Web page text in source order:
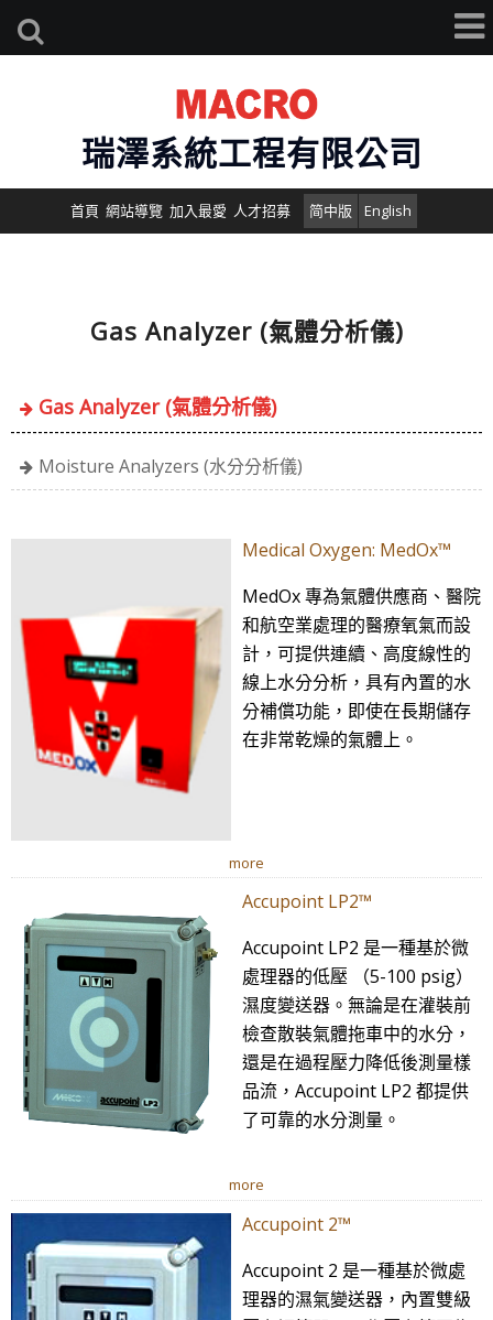
瑞澤系統工程有限公司
首頁 網站導覽 加入最愛 人才招募 简中版 English
Gas Analyzer (氣體分析儀)
Gas Analyzer (氣體分析儀)
Moisture Analyzers (水分分析儀)
Medical Oxygen: MedOx™
MedOx 專為氣體供應商、醫院
和航空業處理的醫療氧氣而設
計，可提供連續、高度線性的
線上水分分析，具有內置的水
分補償功能，即使在長期儲存
在非常乾燥的氣體上。
more
Accupoint LP2™
Accupoint LP2 是一種基於微
處理器的低壓 （5-100 psig）
濕度變送器。無論是在灌裝前
檢查散裝氣體拖車中的水分，
還是在過程壓力降低後測量樣
品流，Accupoint LP2 都提供
了可靠的水分測量。
more
Accupoint 2™
Accupoint 2 是一種基於微處
理器的濕氣變送器，內置雙級